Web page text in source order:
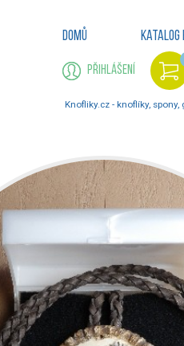
Domů Katalog
Přihlášení
Knofliky.cz - knoflíky, spony,